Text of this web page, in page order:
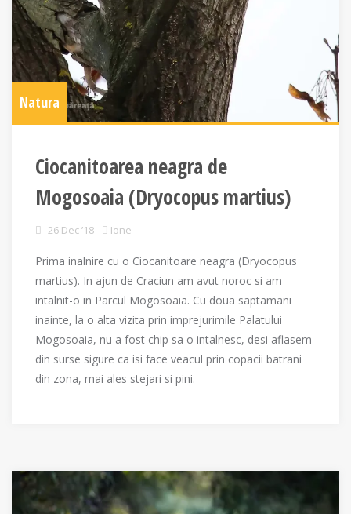
Natura
Ciocanitoarea neagra de
Mogosoaia (Dryocopus martius)
26 Dec ’18 Ione
Prima inalnire cu o Ciocanitoare neagra (Dryocopus
martius). In ajun de Craciun am avut noroc si am
intalnit-o in Parcul Mogosoaia. Cu doua saptamani
inainte, la o alta vizita prin imprejurimile Palatului
Mogosoaia, nu a fost chip sa o intalnesc, desi aflasem
din surse sigure ca isi face veacul prin copacii batrani
din zona, mai ales stejari si pini.